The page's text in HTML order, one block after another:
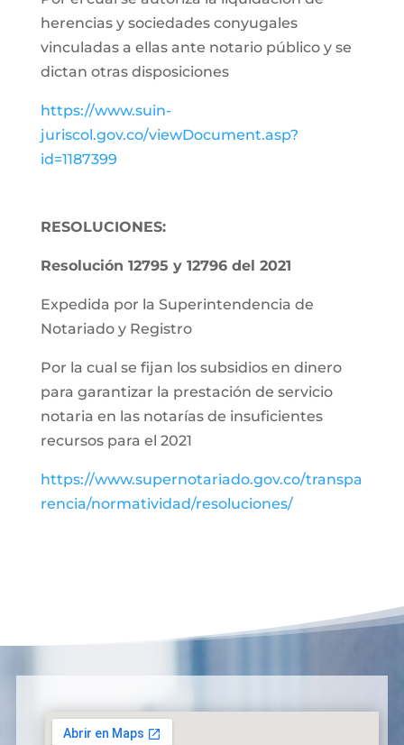
herencias y sociedades conyugales
vinculadas a ellas ante notario público y se
dictan otras disposiciones
https://www.suin-
juriscol.gov.co/viewDocument.asp?
id=1187399
RESOLUCIONES:
Resolución 12795 y 12796 del 2021
Expedida por la Superintendencia de
Notariado y Registro
Por la cual se fijan los subsidios en dinero
para garantizar la prestación de servicio
notaria en las notarías de insuficientes
recursos para el 2021
https://www.supernotariado.gov.co/transpa
rencia/normatividad/resoluciones/